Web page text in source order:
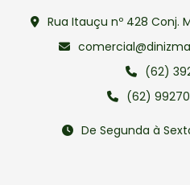
Rua Itauçu nº 428 Conj.
(62)
(62)
De Segunda à